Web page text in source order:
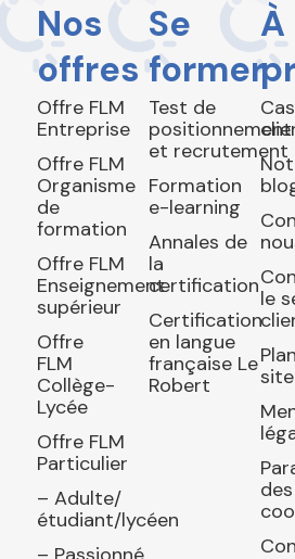
Nos
offres
Offre FLM
Entreprise
Offre FLM
Organisme
de
formation
Offre FLM
Enseignement
supérieur
Offre
FLM
Collège-
Lycée
Offre FLM
Particulier
– Adulte/
étudiant/lycéen
Se
former
Test de
positionnement
et recrutement
Formation
e-learning
Annales de
la
certification
Certification
en langue
française Le
Robert
À
Cas
le
site
des